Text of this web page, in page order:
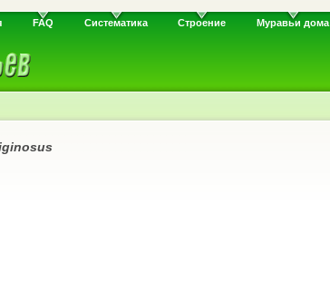
FAQ Систематика Строение Муравьи дома